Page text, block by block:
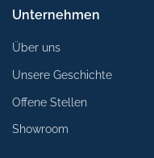
Unternehmen
Über uns
Unsere Geschichte
Offene Stellen
Showroom